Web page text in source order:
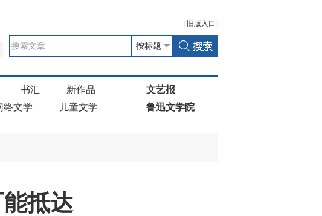
[ 旧版 入口]
书汇
新作品
络文学 儿童文学
文艺报
鲁迅文学院
抵达